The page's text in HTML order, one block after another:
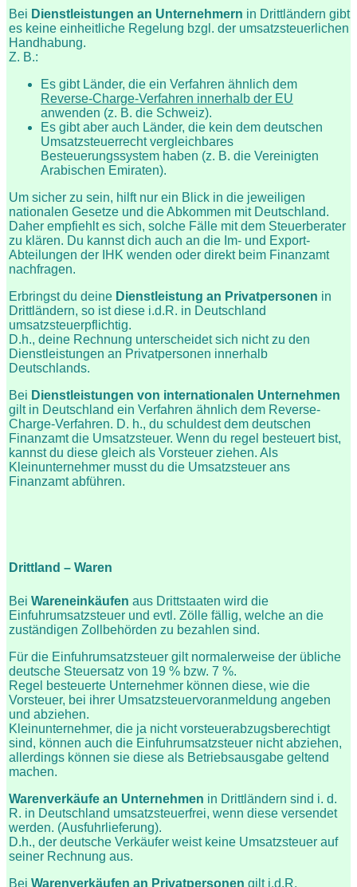
Bei Dienstleistungen an Unternehmern in Drittländern gibt
es keine einheitliche Regelung bzgl. der umsatzsteuerlichen
Handhabung.
Z. B.:
Es gibt Länder, die ein Verfahren ähnlich dem
Reverse-Charge-Verfahren innerhalb der EU
anwenden (z. B. die Schweiz).
Es gibt aber auch Länder, die kein dem deutschen
Umsatzsteuerrecht vergleichbares
Besteuerungssystem haben (z. B. die Vereinigten
Arabischen Emiraten).
Um sicher zu sein, hilft nur ein Blick in die jeweiligen
nationalen Gesetze und die Abkommen mit Deutschland.
Daher empfiehlt es sich, solche Fälle mit dem Steuerberater
zu klären. Du kannst dich auch an die Im- und Export-
Abteilungen der IHK wenden oder direkt beim Finanzamt
nachfragen.
Erbringst du deine Dienstleistung an Privatpersonen in
Drittländern, so ist diese i.d.R. in Deutschland
umsatzsteuerpflichtig.
D.h., deine Rechnung unterscheidet sich nicht zu den
Dienstleistungen an Privatpersonen innerhalb
Deutschlands.
Bei Dienstleistungen von internationalen Unternehmen
gilt in Deutschland ein Verfahren ähnlich dem Reverse-
Charge-Verfahren. D. h., du schuldest dem deutschen
Finanzamt die Umsatzsteuer. Wenn du regel besteuert bist,
kannst du diese gleich als Vorsteuer ziehen. Als
Kleinunternehmer musst du die Umsatzsteuer ans
Finanzamt abführen.
Drittland – Waren
Bei Wareneinkäufen aus Drittstaaten wird die
Einfuhrumsatzsteuer und evtl. Zölle fällig, welche an die
zuständigen Zollbehörden zu bezahlen sind.
Für die Einfuhrumsatzsteuer gilt normalerweise der übliche
deutsche Steuersatz von 19 % bzw. 7 %.
Regel besteuerte Unternehmer können diese, wie die
Vorsteuer, bei ihrer Umsatzsteuervoranmeldung angeben
und abziehen.
Kleinunternehmer, die ja nicht vorsteuerabzugsberechtigt
sind, können auch die Einfuhrumsatzsteuer nicht abziehen,
allerdings können sie diese als Betriebsausgabe geltend
machen.
Warenverkäufe an Unternehmen in Drittländern sind i. d.
R. in Deutschland umsatzsteuerfrei, wenn diese versendet
werden. (Ausfuhrlieferung).
D.h., der deutsche Verkäufer weist keine Umsatzsteuer auf
seiner Rechnung aus.
Bei Warenverkäufen an Privatpersonen gilt i.d.R.